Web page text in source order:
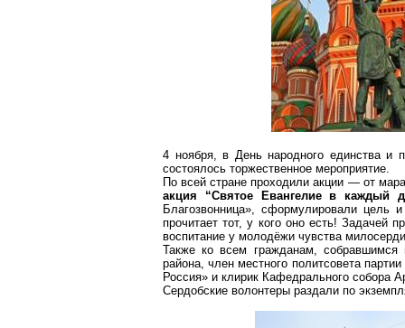
4 ноября, в День народного единства и
состоялось торжественное мероприятие.
По всей стране проходили акции — от
акция “Святое Евангелие в каждый
Благозвонница», сформулировали цель
прочитает тот, у кого оно есть! Задачей
воспитание у молодёжи чувства
Также ко всем гражданам, собравшимся
района, член местного политсовета
Россия» и клирик Кафедрального собора
Сердобские волонтеры раздали по